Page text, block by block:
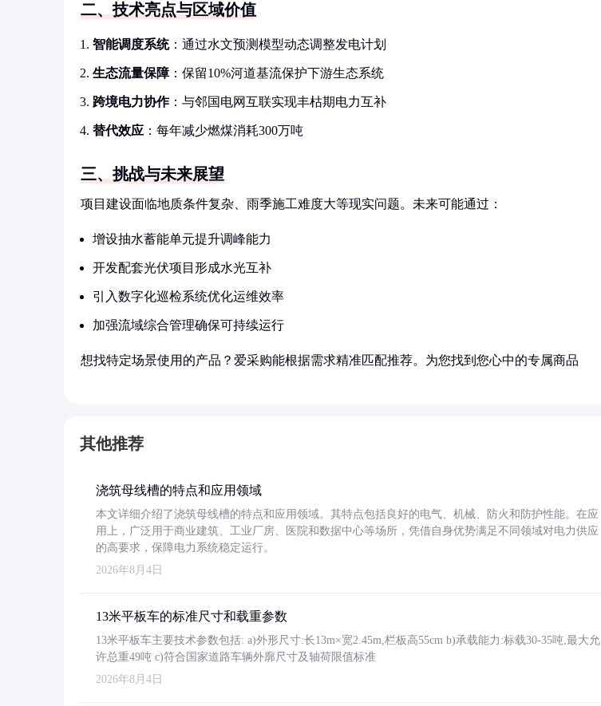
二、技术亮点与区域价值
智能调度系统：通过水文预测模型动态调整发电计划
生态流量保障：保留10%河道基流保护下游生态系统
跨境电力协作：与邻国电网互联实现丰枯期电力互补
替代效应 ：每年减少燃煤消耗300万吨
三、挑战与未来展望
项目建设面临地质条件复杂、雨季施工难度大等现实问题。未来可能通过：
增设抽水蓄能单元提升调峰能力
开发配套光伏项目形成水光互补
引入数字化巡检系统优化运维效率
加强流域综合管理确保可持续运行
想找特定场景使用的产品？爱采购能根据需求精准匹配推荐。为您找到您心中的专属商品
其他推荐
浇筑母线槽的特点和应用领域
本文详细介绍了浇筑母线槽的特点和应用领域。其特点包括良好的电气、机械、防火和防护性能。在应
用上，广泛用于商业建筑、工业厂房、医院和数据中心等场所，凭借自身优势满足不同领域对电力供应
的高要求，保障电力系统稳定运行。
2026年8月4日
13米平板车的标准尺寸和载重参数
13米平板车主要技术参数包括: a)外形尺寸:长13m×宽2.45m,栏板高55cm b)承载能力:标载30-35吨,最大允
许总重49吨 c)符合国家道路车辆外廓尺寸及轴荷限值标准
2026年8月4日